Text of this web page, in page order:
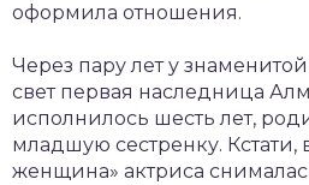
оформила отношения.
Через пару лет у
свет первая наследница
исполнилось шесть лет,
младшую сестренку. Кстати,
женщина» актриса